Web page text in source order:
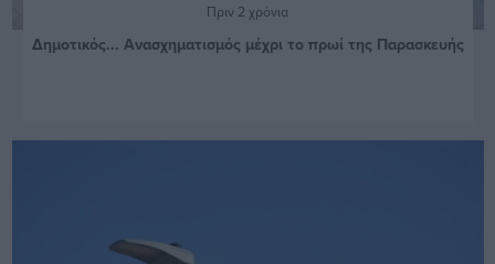
Πριν 2 χρόνια
Δημοτικός... Ανασχηματισμός μέχρι το πρωί της Παρασκευής